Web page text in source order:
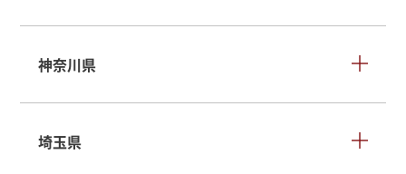
神奈川県
埼玉県